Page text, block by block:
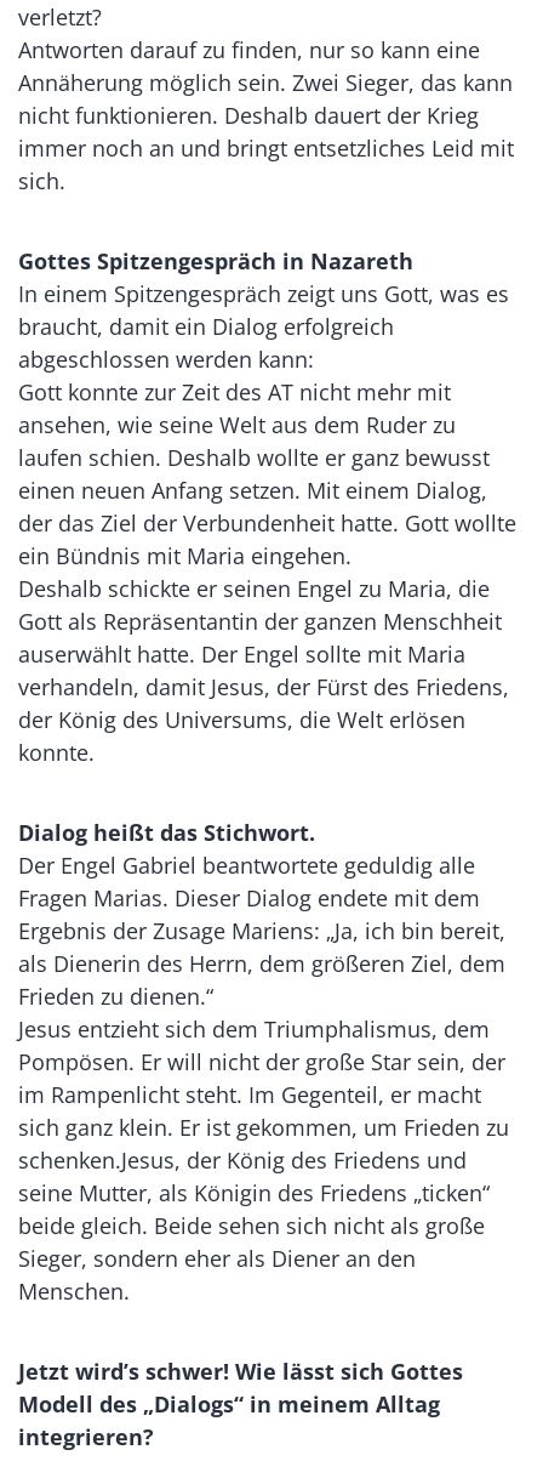
verletzt?
Antworten darauf zu finden, nur so kann eine
Annäherung möglich sein. Zwei Sieger, das kann
nicht funktionieren. Deshalb dauert der Krieg
immer noch an und bringt entsetzliches Leid mit
sich.
Gottes Spitzengespräch in Nazareth
In einem Spitzengespräch zeigt uns Gott, was es
braucht, damit ein Dialog erfolgreich
abgeschlossen werden kann:
Gott konnte zur Zeit des AT nicht mehr mit
ansehen, wie seine Welt aus dem Ruder zu
laufen schien. Deshalb wollte er ganz bewusst
einen neuen Anfang setzen. Mit einem Dialog,
der das Ziel der Verbundenheit hatte. Gott wollte
ein Bündnis mit Maria eingehen.
Deshalb schickte er seinen Engel zu Maria, die
Gott als Repräsentantin der ganzen Menschheit
auserwählt hatte. Der Engel sollte mit Maria
verhandeln, damit Jesus, der Fürst des Friedens,
der König des Universums, die Welt erlösen
konnte.
Dialog heißt das Stichwort.
Der Engel Gabriel beantwortete geduldig alle
Fragen Marias. Dieser Dialog endete mit dem
Ergebnis der Zusage Mariens: „Ja, ich bin bereit,
als Dienerin des Herrn, dem größeren Ziel, dem
Frieden zu dienen.“
Jesus entzieht sich dem Triumphalismus, dem
Pompösen. Er will nicht der große Star sein, der
im Rampenlicht steht. Im Gegenteil, er macht
sich ganz klein. Er ist gekommen, um Frieden zu
schenken.Jesus, der König des Friedens und
seine Mutter, als Königin des Friedens „ticken“
beide gleich. Beide sehen sich nicht als große
Sieger, sondern eher als Diener an den
Menschen.
Jetzt wird’s schwer! Wie lässt sich Gottes
Modell des „Dialogs“ in meinem Alltag
integrieren?